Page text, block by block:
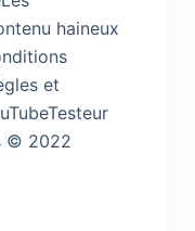
haineux
et
© 2022